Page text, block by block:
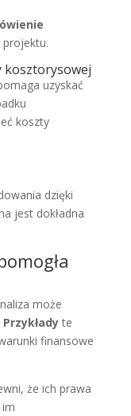
kosztorysowej
uzyskać
koszty
dzięki
jest dokładna
może
Przykładyte
finansowe
że ich prawa